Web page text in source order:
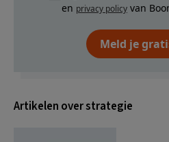
en privacy policy van
Meld je
Artikelen over strategie